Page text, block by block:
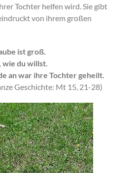
Tochter helfen wird. Sie gibt
von ihrem großen
ist groß.
wie du willst.
an war ihre Tochter geheilt.
Geschichte: Mt 15, 21-28)